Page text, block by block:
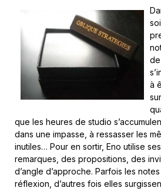
de
à
que les heures de studio
dans une impasse, à ressasser les
inutiles… Pour en sortir, Eno utilise
remarques, des propositions, des
d’angle d’approche. Parfois les
réflexion, d’autres fois elles